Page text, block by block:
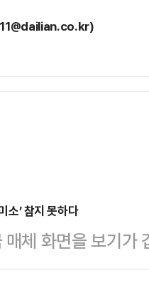
소’ 참지 못하다
매체 화면을 보기
사까지) 관련 기